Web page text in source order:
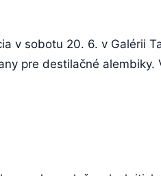
v sobotu 20. 6. v Galérii
pre destilačné alembiky.